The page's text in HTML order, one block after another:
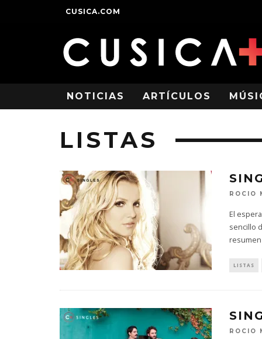
CUSICA.COM
NOTICIAS ARTÍCULOS
LISTAS
ROCIO
El
sencillo
resumen
LISTAS
ROCIO